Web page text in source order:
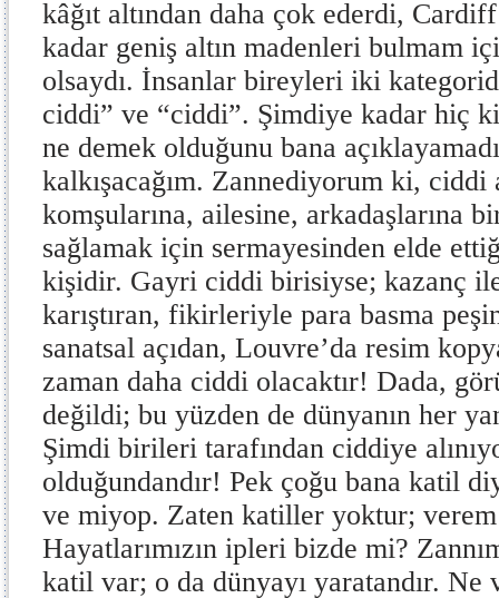
kâğıt altından daha çok ederdi,
kadar geniş altın madenleri bulmam
olsaydı. İnsanlar bireyleri iki
ciddi” ve “ciddi”. Şimdiye kadar hiç
ne demek olduğunu bana
kalkışacağım. Zannediyorum ki,
komşularına, ailesine, arkadaşlarına
sağlamak için sermayesinden elde
kişidir. Gayri ciddi birisiyse; kazanç
karıştıran, fikirleriyle para basma
sanatsal açıdan, Louvre’da resim
zaman daha ciddi olacaktır! Dada,
değildi; bu yüzden de dünyanın her
Şimdi birileri tarafından ciddiye
olduğundandır! Pek çoğu bana katil
ve miyop. Zaten katiller yoktur;
Hayatlarımızın ipleri bizde mi?
katil var; o da dünyayı yaratandır. Ne